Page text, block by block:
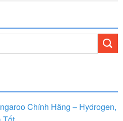
Chính Hãng – Hydrogen,